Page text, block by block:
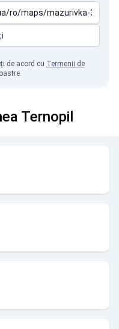
de acord cu Termenii de
Ternopil